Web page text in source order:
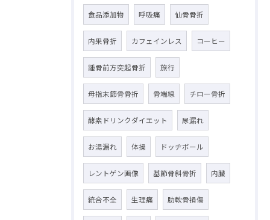
食品添加物 呼吸痛 仙骨骨折
内果骨折 カフェインレス コーヒー
踵骨前方突起骨折 旅行
母指末節骨骨折 骨端線 チロー骨折
酵素ドリンクダイエット 尿漏れ
お湯漏れ 体操 ドッヂボール
レントゲン画像 基節骨斜骨折 内臓
統合不全 生理痛 肋軟骨損傷